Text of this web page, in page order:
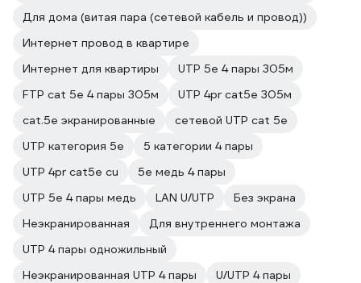
Для дома (витая пара (сетевой кабель и провод))
Интернет провод в квартире
Интернет для квартиры
UTP 5e 4 пары 305м
FTP cat 5e 4 пары 305м
UTP 4pr cat5e 305м
cat.5e экранированные
сетевой UTP cat 5e
UTP категория 5е
5 категории 4 пары
UTP 4pr cat5e cu
5е медь 4 пары
UTP 5e 4 пары медь
LAN U/UTP
Без экрана
Неэкранированная
Для внутреннего монтажа
UTP 4 пары одножильный
Неэкранированная UTP 4 пары
U/UTP 4 пары